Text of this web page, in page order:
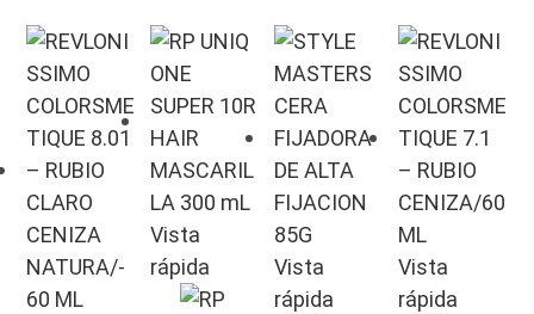
Vista
rápida
Vista
rápida
Vista
rápida